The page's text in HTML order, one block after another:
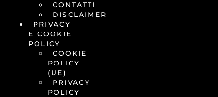
CONTATTI
DISCLAIMER
PRIVACY
E COOKIE
POLICY
COOKIE
POLICY
(UE)
PRIVACY
POLICY